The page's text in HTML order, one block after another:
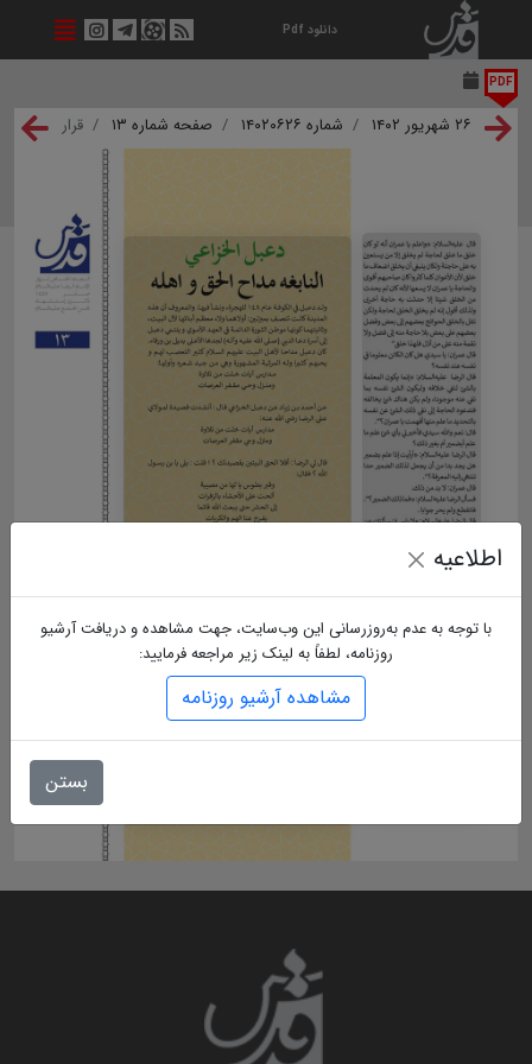
دانلود Pdf
PDF
۲۶ شهریور ۱۴۰۲ شماره ۱۴۰۲۰۶۲۶ صفحه شماره ۱۳ قرار
اطلاعیه
با توجه به عدم به‌روزرسانی این وب‌سایت، جهت مشاهده و دریافت آرشیو
روزنامه، لطفاً به لینک زیر مراجعه فرمایید:
مشاهده آرشیو روزنامه
بستن